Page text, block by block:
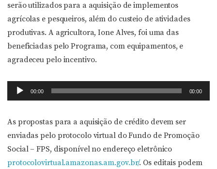
serão utilizados para a aquisição de implementos
agrícolas e pesqueiros, além do custeio de atividades
produtivas. A agricultora, Ione Alves, foi uma das
beneficiadas pelo Programa, com equipamentos, e
agradeceu pelo incentivo.
Tocador
de
00:00 00:00
As propostas para a aquisição de crédito devem ser
enviadas pelo protocolo virtual do Fundo de Promoção
Social – FPS, disponível no endereço eletrônico
protocolovirtual.amazonas.am.gov.br/. Os editais podem